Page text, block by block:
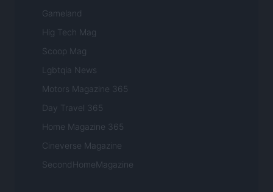
Gameland
Hig Tech Mag
Scoop Mag
Lgbtqia News
Motors Magazine 365
Day Travel 365
Home Magazine 365
Cineverse Magazine
SecondHomeMagazine